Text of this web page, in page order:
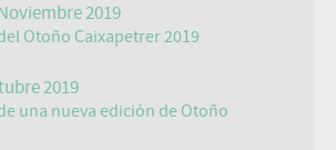
2019
Otoño Caixapetrer 2019
2019
una nueva edición de Otoño